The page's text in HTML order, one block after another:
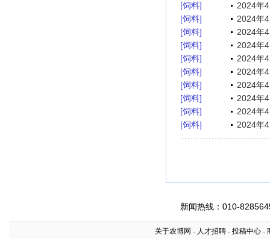
[饲料]
2024年
[饲料]
2024年
[饲料]
2024年
[饲料]
2024年
[饲料]
2024年
[饲料]
2024年
[饲料]
2024年
[饲料]
2024年
[饲料]
2024年
[饲料]
2024年
新闻热线：010-
关于农博网 - 人才招聘 - 投稿中心 -